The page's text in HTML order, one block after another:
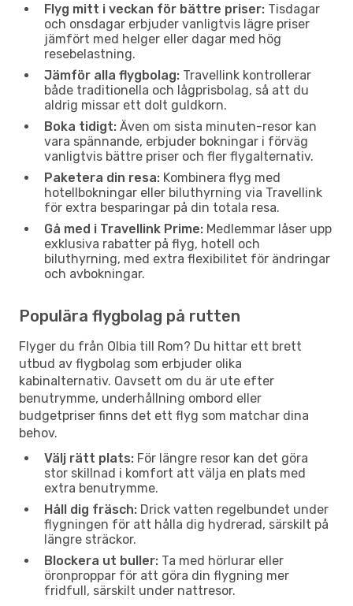
Flyg mitt i veckan för bättre priser: Tisdagar
och onsdagar erbjuder vanligtvis lägre priser
jämfört med helger eller dagar med hög
resebelastning.
Jämför alla flygbolag: Travellink kontrollerar
både traditionella och lågprisbolag, så att du
aldrig missar ett dolt guldkorn.
Boka tidigt: Även om sista minuten-resor kan
vara spännande, erbjuder bokningar i förväg
vanligtvis bättre priser och fler flygalternativ.
Paketera din resa: Kombinera flyg med
hotellbokningar eller biluthyrning via Travellink
för extra besparingar på din totala resa.
Gå med i Travellink Prime: Medlemmar låser upp
exklusiva rabatter på flyg, hotell och
biluthyrning, med extra flexibilitet för ändringar
och avbokningar.
Populära flygbolag på rutten
Flyger du från Olbia till Rom? Du hittar ett brett
utbud av flygbolag som erbjuder olika
kabinalternativ. Oavsett om du är ute efter
benutrymme, underhållning ombord eller
budgetpriser finns det ett flyg som matchar dina
behov.
Välj rätt plats: För längre resor kan det göra
stor skillnad i komfort att välja en plats med
extra benutrymme.
Håll dig fräsch: Drick vatten regelbundet under
flygningen för att hålla dig hydrerad, särskilt på
längre sträckor.
Blockera ut buller: Ta med hörlurar eller
öronproppar för att göra din flygning mer
fridfull, särskilt under nattresor.